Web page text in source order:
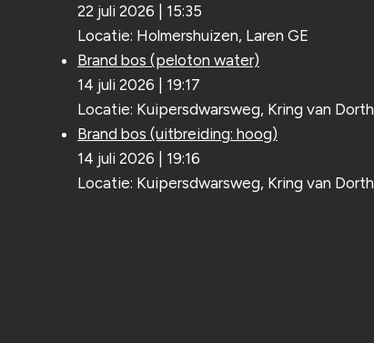
22 juli 2026
15:35
Locatie: Holmershuizen, Laren GE
Brand bos (peloton water)
14 juli 2026
19:17
Locatie: Kuipersdwarsweg, Kring van Dorth
Brand bos (uitbreiding: hoog)
14 juli 2026
19:16
Locatie: Kuipersdwarsweg, Kring van Dorth